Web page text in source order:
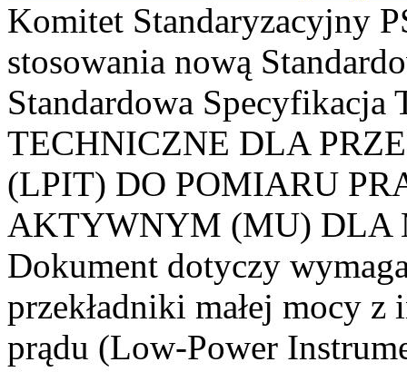
Komitet Standaryzacyjny
stosowania nową
Standardowa
TECHNICZNE DLA
(LPIT) DO POMIARU
AKTYWNYM (MU) DLA
Dokument dotyczy
przekładniki małej mocy
prądu (Low-Power